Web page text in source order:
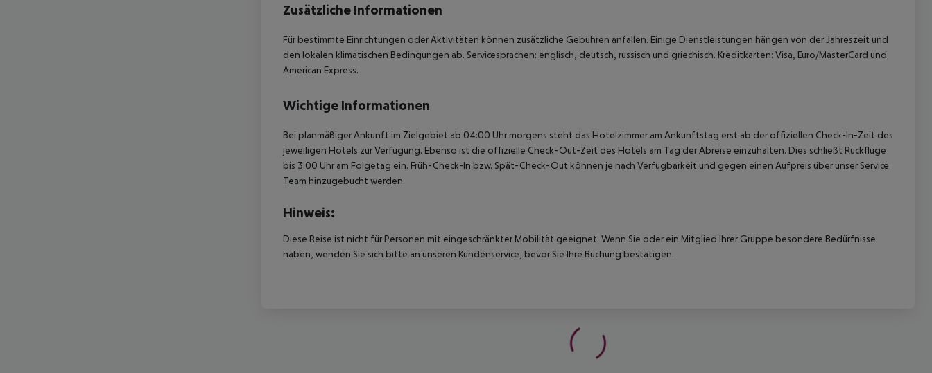
Zusätzliche Informationen
Für bestimmte Einrichtungen oder Aktivitäten können zusätzliche Gebühren anfallen. Einige Dienstleistungen hängen von der Jahreszeit und
den lokalen klimatischen Bedingungen ab. Servicesprachen: englisch, deutsch, russisch und griechisch. Kreditkarten: Visa, Euro/MasterCard und
American Express.
Wichtige Informationen
Bei planmäßiger Ankunft im Zielgebiet ab 04:00 Uhr morgens steht das Hotelzimmer am Ankunftstag erst ab der offiziellen Check-In-Zeit des
jeweiligen Hotels zur Verfügung. Ebenso ist die offizielle Check-Out-Zeit des Hotels am Tag der Abreise einzuhalten. Dies schließt Rückflüge
bis 3:00 Uhr am Folgetag ein. Früh-Check-In bzw. Spät-Check-Out können je nach Verfügbarkeit und gegen einen Aufpreis über unser Service
Team hinzugebucht werden.
Hinweis:
Diese Reise ist nicht für Personen mit eingeschränkter Mobilität geeignet. Wenn Sie oder ein Mitglied Ihrer Gruppe besondere Bedürfnisse
haben, wenden Sie sich bitte an unseren Kundenservice, bevor Sie Ihre Buchung bestätigen.